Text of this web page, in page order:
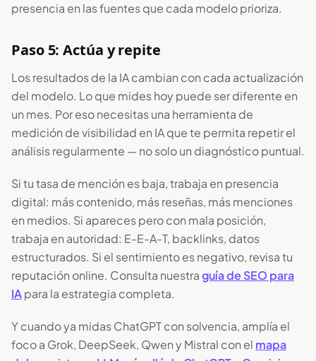
presencia en las fuentes que cada modelo prioriza.
Paso 5: Actúa y repite
Los resultados de la IA cambian con cada actualización
del modelo. Lo que mides hoy puede ser diferente en
un mes. Por eso necesitas una herramienta de
medición de visibilidad en IA que te permita repetir el
análisis regularmente — no solo un diagnóstico puntual.
Si tu tasa de mención es baja, trabaja en presencia
digital: más contenido, más reseñas, más menciones
en medios. Si apareces pero con mala posición,
trabaja en autoridad: E-E-A-T, backlinks, datos
estructurados. Si el sentimiento es negativo, revisa tu
reputación online. Consulta nuestraguía de SEO para
IApara la estrategia completa.
Y cuando ya midas ChatGPT con solvencia, amplía el
foco a Grok, DeepSeek, Qwen y Mistral con el mapa